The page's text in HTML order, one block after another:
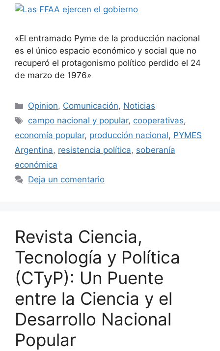
«El entramado Pyme de la producción nacional
es el único espacio económico y social que no
recuperó el protagonismo político perdido el 24
de marzo de 1976»
Opinion, Comunicación, Noticias
campo nacional y popular, cooperativas,
economía popular, producción nacional, PYMES
Argentina, resistencia política, soberanía
económica
Deja un comentario
Revista Ciencia,
Tecnología y Política
(CTyP): Un Puente
entre la Ciencia y el
Desarrollo Nacional
Popular